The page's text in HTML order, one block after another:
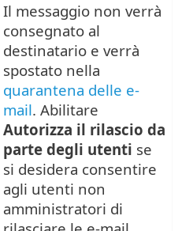
Il messaggio non verrà
consegnato al
destinatario e verrà
spostato nella
quarantena delle e-
mail. Abilitare
Autorizza il rilascio da
parte degli utenti se
si desidera consentire
agli utenti non
amministratori di